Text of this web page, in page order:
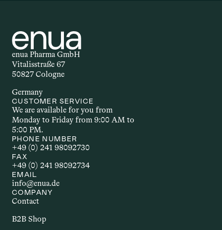
enua Pharma GmbH
Vitalisstraße 67
50827 Cologne
Germany
CUSTOMER SERVICE
We are available for you from
Monday to Friday from 9:00 AM to
5:00 PM.
PHONE NUMBER
+49 (0) 241 98092730
FAX
+49 (0) 241 98092734
EMAIL
info@enua.de
COMPANY
Contact
B2B Shop